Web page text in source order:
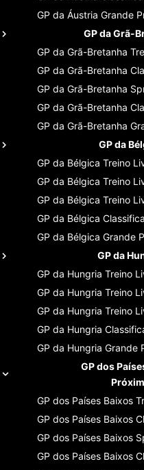
GP da Áustria Grande
GP da Grã-
GP da Grã-Bretanha
GP da Grã-Bretanha
GP da Grã-Bretanha
GP da Grã-Bretanha
GP da Grã-Bretanha
GP da
GP da Bélgica Treino
GP da Bélgica Treino
GP da Bélgica Treino
GP da Bélgica
GP da Bélgica Grande
GP da
GP da Hungria Treino
GP da Hungria Treino
GP da Hungria Treino
GP da Hungria
GP da Hungria Grande
GP dos
GP dos Países Baixos
GP dos Países Baixos
GP dos Países Baixos
GP dos Países Baixos